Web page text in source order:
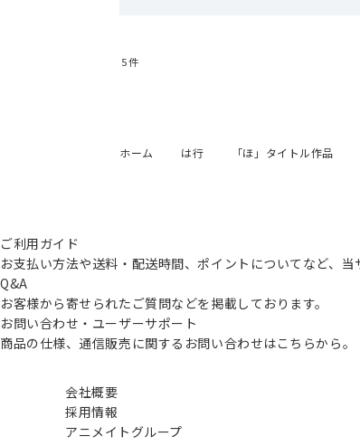
5件
ホーム は行 「ほ」タイトル作品
ご利用ガイド
お支払い方法や送料・配送時間、ポイントについてなど、
Q&A
お客様から寄せられたご質問などを掲載しております。
お問い合わせ・ユーザーサポート
商品の仕様、通信販売に関するお問い合わせはこちらから。
会社概要
採用情報
アニメイトグループ